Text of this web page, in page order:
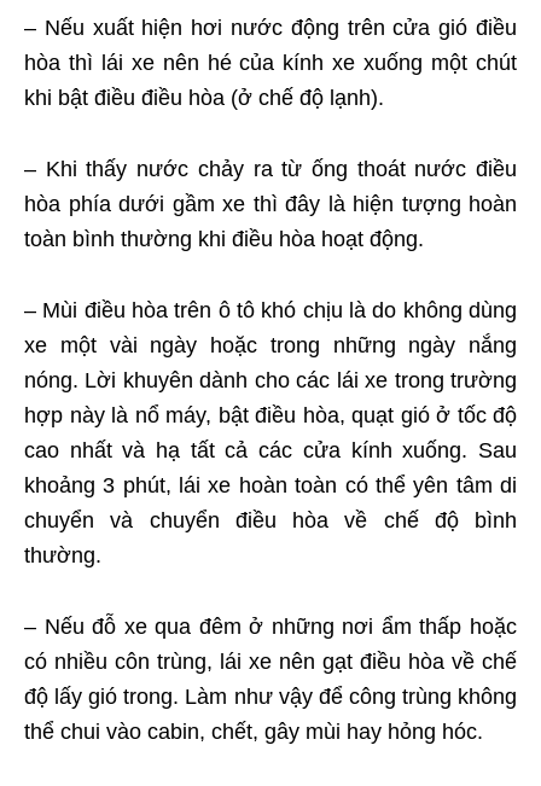
– Nếu xuất hiện hơi nước động trên cửa gió điều
hòa thì lái xe nên hé của kính xe xuống một chút
khi bật điều điều hòa (ở chế độ lạnh).
– Khi thấy nước chảy ra từ ống thoát nước điều
hòa phía dưới gầm xe thì đây là hiện tượng hoàn
toàn bình thường khi điều hòa hoạt động.
– Mùi điều hòa trên ô tô khó chịu là do không dùng
xe một vài ngày hoặc trong những ngày nắng
nóng. Lời khuyên dành cho các lái xe trong trường
hợp này là nổ máy, bật điều hòa, quạt gió ở tốc độ
cao nhất và hạ tất cả các cửa kính xuống. Sau
khoảng 3 phút, lái xe hoàn toàn có thể yên tâm di
chuyển và chuyển điều hòa về chế độ bình
thường.
– Nếu đỗ xe qua đêm ở những nơi ẩm thấp hoặc
có nhiều côn trùng, lái xe nên gạt điều hòa về chế
độ lấy gió trong. Làm như vậy để công trùng không
thể chui vào cabin, chết, gây mùi hay hỏng hóc.